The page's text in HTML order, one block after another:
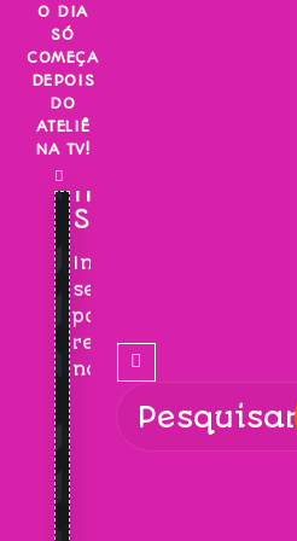
Skip
content
O DIA
SÓ
COMEÇA
DEPOIS
DO
ATELIÊ
NA TV!
INSCREVA-
SE!
Inscreva-
se
para
receber
novidades!